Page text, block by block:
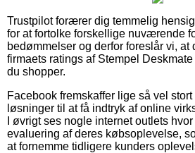
Trustpilot forærer dig temmelig
for at fortolke forskellige nuværende
bedømmelser og derfor foreslår vi, at
firmaets ratings af Stempel
du shopper.
Facebook fremskaffer lige så vel
løsninger til at få indtryk af online
I øvrigt ses nogle internet outlets
evaluering af deres købsoplevelse,
at fornemme tidligere kunders